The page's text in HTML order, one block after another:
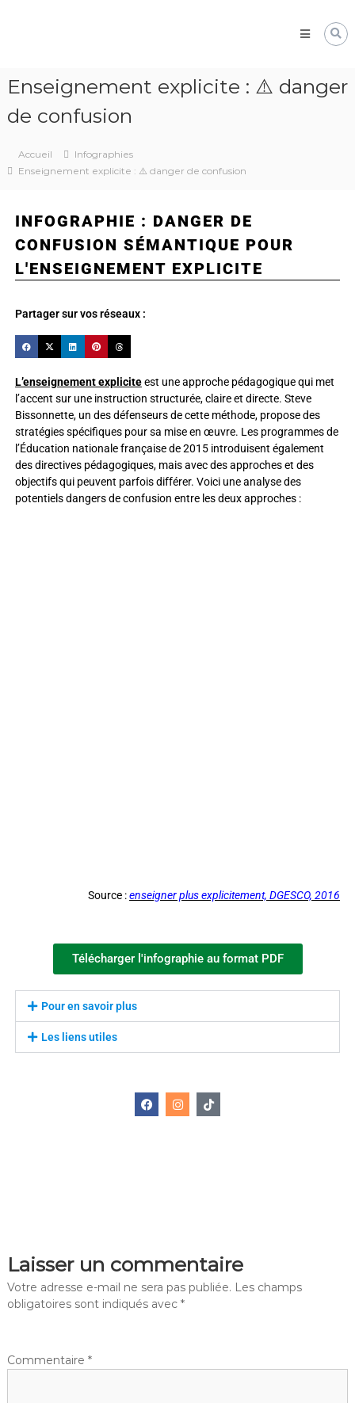
les
compétences
cognitives
élèves
Enseignement explicite : ⚠️ danger
de confusion
Accueil
Infographies
Enseignement explicite : ⚠️ danger de confusion
INFOGRAPHIE : DANGER DE
CONFUSION SÉMANTIQUE POUR
L'ENSEIGNEMENT EXPLICITE
Partager sur vos réseaux :
L’enseignement expliciteest une approche pédagogique qui met
l’accent sur une instruction structurée, claire et directe. Steve
Bissonnette, un des défenseurs de cette méthode, propose des
stratégies spécifiques pour sa mise en œuvre. Les programmes de
l’Éducation nationale française de 2015 introduisent également
des directives pédagogiques, mais avec des approches et des
objectifs qui peuvent parfois différer. Voici une analyse des
potentiels dangers de confusion entre les deux approches :
Source :enseigner plus explicitement, DGESCO, 2016
Télécharger l'infographie au format PDF
Pour en savoir plus
Les liens utiles
Laisser un commentaire
Votre adresse e-mail ne sera pas publiée. Les champs
obligatoires sont indiqués avec *
Commentaire *